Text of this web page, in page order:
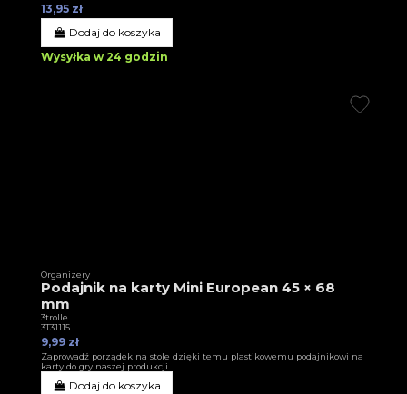
13,95 zł
Dodaj do koszyka
Wysyłka w 24 godzin
Organizery
Podajnik na karty Mini European 45 × 68
mm
3trolle
3T31115
9,99 zł
Zaprowadź porządek na stole dzięki temu plastikowemu podajnikowi na
karty do gry naszej produkcji.
Dodaj do koszyka